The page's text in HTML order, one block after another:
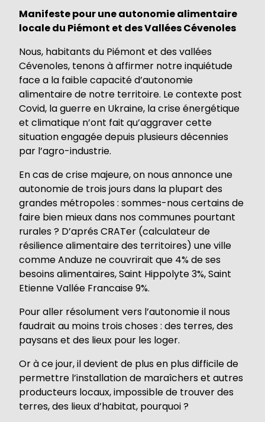
Manifeste pour une autonomie alimentaire
locale du Piémont et des Vallées Cévenoles
Nous, habitants du Piémont et des vallées
Cévenoles, tenons à affirmer notre inquiétude
face a la faible capacité d’autonomie
alimentaire de notre territoire. Le contexte post
Covid, la guerre en Ukraine, la crise énergétique
et climatique n’ont fait qu’aggraver cette
situation engagée depuis plusieurs décennies
par l’agro-industrie.
En cas de crise majeure, on nous annonce une
autonomie de trois jours dans la plupart des
grandes métropoles : sommes-nous certains de
faire bien mieux dans nos communes pourtant
rurales ? D’aprés CRATer (calculateur de
résilience alimentaire des territoires) une ville
comme Anduze ne couvrirait que 4% de ses
besoins alimentaires, Saint Hippolyte 3%, Saint
Etienne Vallée Francaise 9%.
Pour aller résolument vers l’autonomie il nous
faudrait au moins trois choses : des terres, des
paysans et des lieux pour les loger.
Or à ce jour, il devient de plus en plus difficile de
permettre l’installation de maraîchers et autres
producteurs locaux, impossible de trouver des
terres, des lieux d’habitat, pourquoi ?